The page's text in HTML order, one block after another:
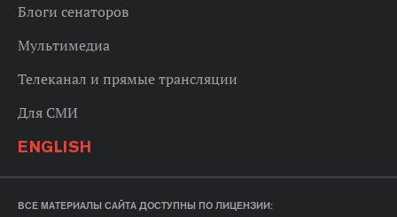
Блоги сенаторов
Мультимедиа
Телеканал и прямые трансляции
Для СМИ
ENGLISH
ВСЕ МАТЕРИАЛЫ САЙТА ДОСТУПНЫ ПО ЛИЦЕНЗИИ: